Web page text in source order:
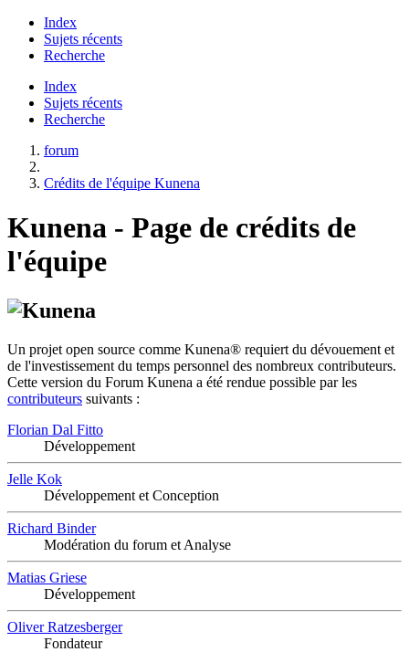
Index
Sujets récents
Recherche
Index
Sujets récents
Recherche
forum
Crédits de l'équipe Kunena
Kunena - Page de crédits de
l'équipe
Un projet open source comme Kunena® requiert du dévouement et
de l'investissement du temps personnel des nombreux contributeurs.
Cette version du Forum Kunena a été rendue possible par les
contributeurs suivants :
Florian Dal Fitto
Développement
Jelle Kok
Développement et Conception
Richard Binder
Modération du forum et Analyse
Matias Griese
Développement
Oliver Ratzesberger
Fondateur